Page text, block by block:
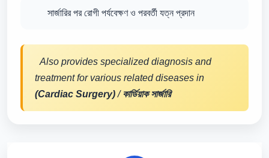
সার্জারির পর রোগী পর্যবেক্ষণ ও পরবর্তী যত্ন প্রদান
Also provides specialized diagnosis and
treatment for various related diseases in
(Cardiac Surgery)/কার্ডিয়াক সার্জারি